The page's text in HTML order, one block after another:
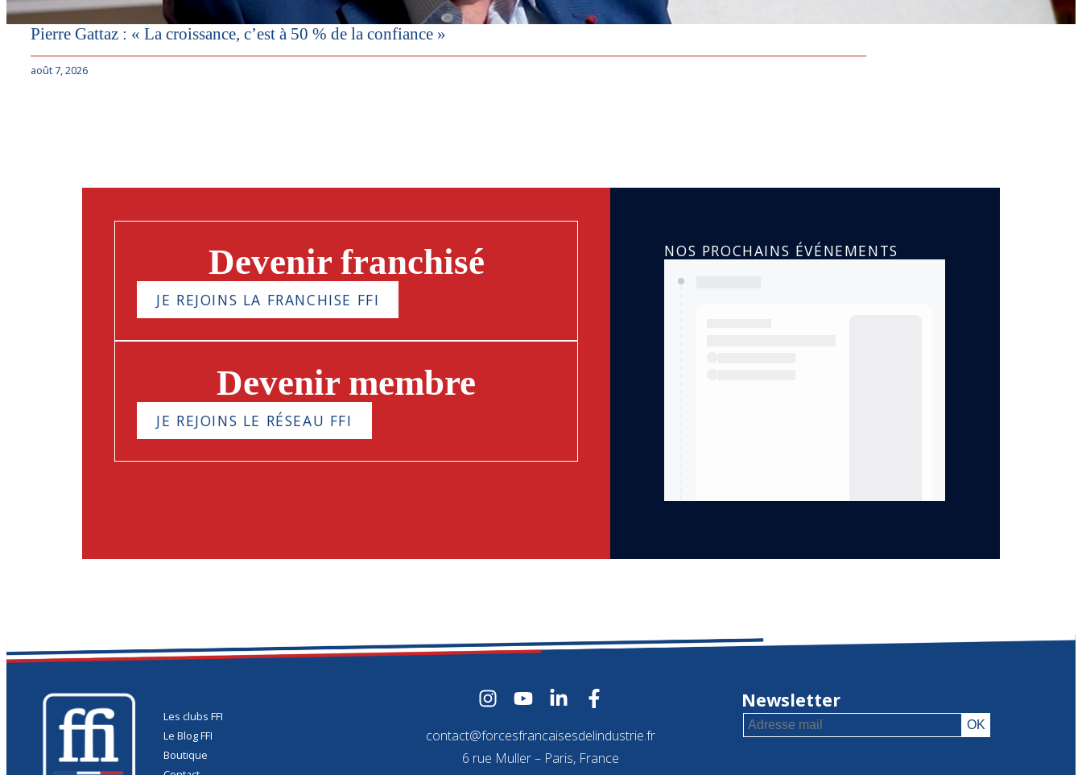
Pierre Gattaz : « La croissance, c’est à 50 % de la confiance »
août 7, 2026
Devenir franchisé
JE REJOINS LA FRANCHISE FFI
Devenir membre
JE REJOINS LE RÉSEAU FFI
NOS PROCHAINS ÉVÉNEMENTS
Les clubs FFI
Le Blog FFI
Boutique
contact@forcesfrancaisesdelindustrie.fr
6 rue Muller – Paris, France
Newsletter